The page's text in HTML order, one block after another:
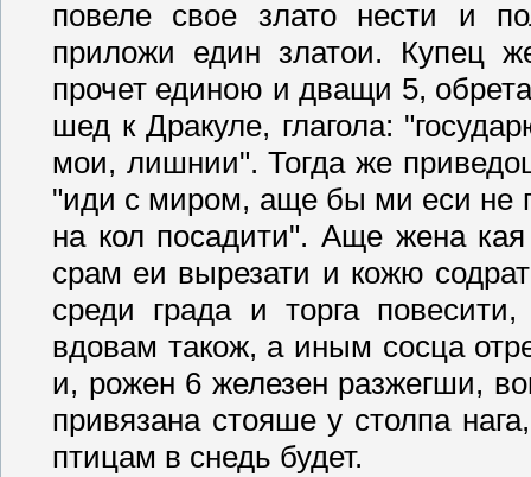
повеле свое злато нести и
приложи един златои. Купец
прочет единою и дващи 5,
шед к Дракуле, глагола:
мои, лишнии". Тогда же
"иди с миром, аще бы ми еси не
на кол посадити". Аще жена
срам еи вырезати и кожю
среди града и торга
вдовам також, а иным сосца
и, рожен 6 железен разжегши,
привязана стояше у столпа
птицам в снедь будет.